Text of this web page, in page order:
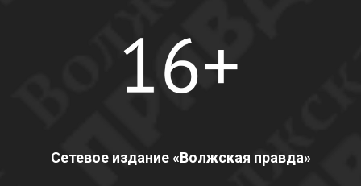
Сетевое издание «Волжская правда»